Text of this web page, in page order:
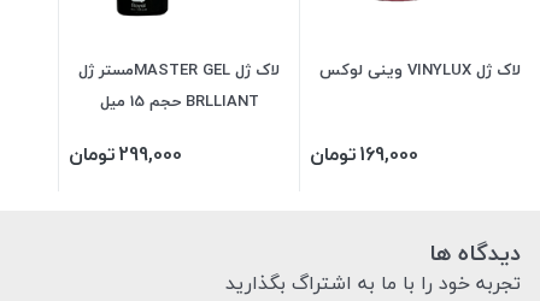
لاک ژل VINYLUX وینی لوکس
169,000تومان
لاک ژل MASTER GELمستر ژل
BRLLIANT حجم 15 میل
299,000تومان
دیدگاه ها
تجربه خود را با ما به اشتراگ بگذارید